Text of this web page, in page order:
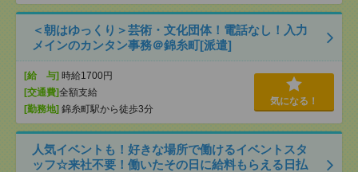
＜朝はゆっくり＞芸術・文化団体！電話なし！入力
メインのカンタン事務＠錦糸町[派遣]
[給 与] 時給1700円
[交通費]全額支給
[勤務地] 錦糸町駅から徒歩3分
気になる！
人気イベントも！好きな場所で働けるイベントスタ
ッフ☆来社不要！働いたその日に給料もらえる日払